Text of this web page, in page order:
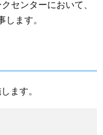
センターにおいて、
ます。
ます。